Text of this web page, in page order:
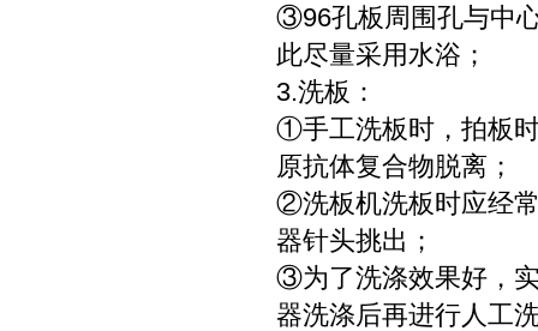
③96孔板周围孔与中
此尽量采用水浴；
3.洗板：
①手工洗板时，拍板
原抗体复合物脱离；
②洗板机洗板时应经
器针头挑出；
③为了洗涤效果好，
器洗涤后再进行人工